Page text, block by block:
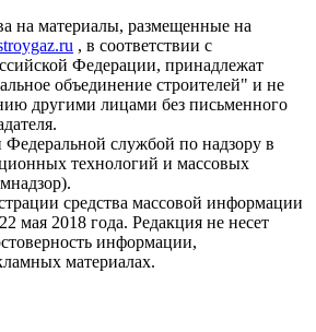
на материалы, размещенные на
, в соответствии с
Федерации, принадлежат
объединение строителей" и не
другими лицами без письменного
Федеральной службой по надзору в
технологий и массовых
средства массовой информации
мая 2018 года. Редакция не несет
информации,
материалах.